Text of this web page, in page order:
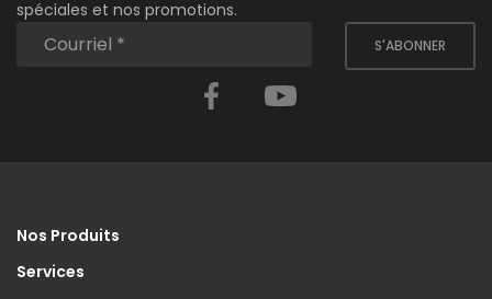
spéciales et nos promotions.
S'ABONNER
Facebook
Nos Produits
Services